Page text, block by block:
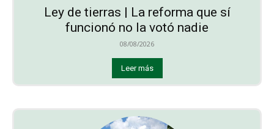
Ley de tierras | La reforma que sí
funcionó no la votó nadie
08/08/2026
Leer más